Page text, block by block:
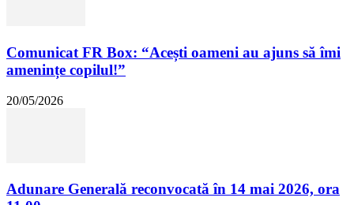
Comunicat FR Box: “Acești oameni au ajuns să îmi
amenințe copilul!”
20/05/2026
Adunare Generală reconvocată în 14 mai 2026, ora